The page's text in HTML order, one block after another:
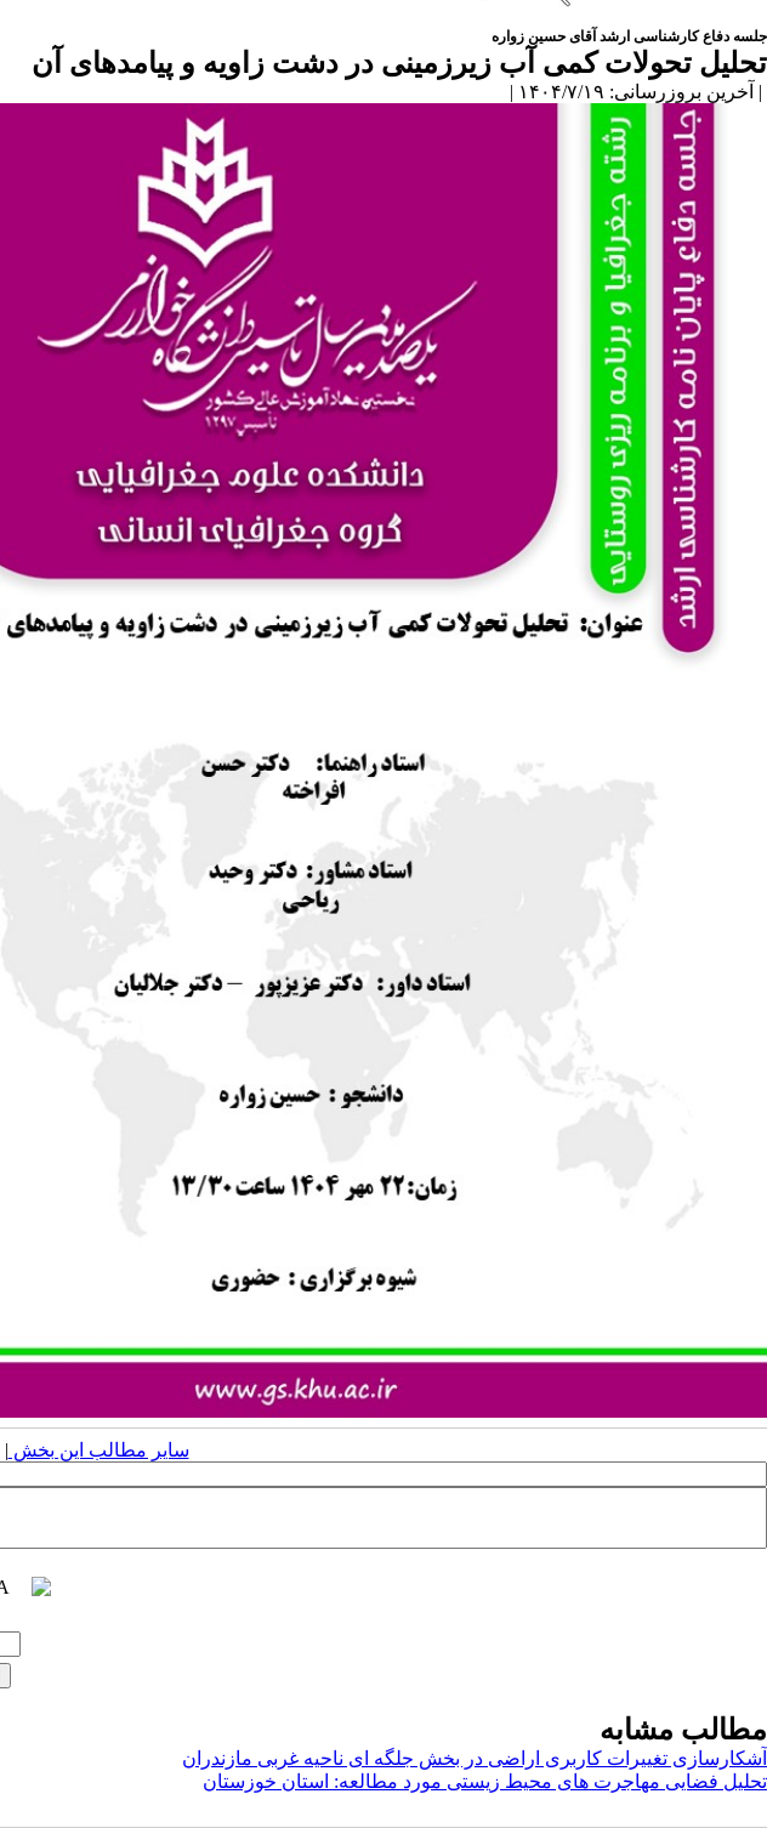
جلسه دفاع کارشناسی ارشد آقای حسین زواره
تحلیل تحولات کمی آب زیرزمینی در دشت زاویه و پیامدهای آن
| آخرین بروزرسانی: ۱۴۰۴/۷/۱۹ |
سایر مطالب این بخش |
مطالب مشابه
آشکارسازی تغییرات کاربری اراضی در بخش جلگه ای ناحیه غربی مازندران
تحلیل فضایی مهاجرت های محیط زیستی مورد مطالعه: استان خوزستان